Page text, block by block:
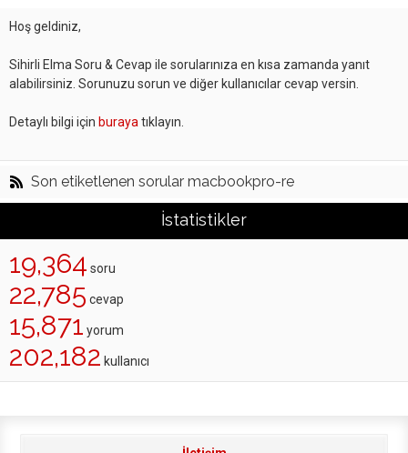
Hoş geldiniz,
Sihirli Elma Soru & Cevap ile sorularınıza en kısa zamanda yanıt
alabilirsiniz. Sorunuzu sorun ve diğer kullanıcılar cevap versin.
Detaylı bilgi için buraya tıklayın.
Son etiketlenen sorular macbookpro-re
İstatistikler
19,364 soru
22,785 cevap
15,871 yorum
202,182 kullanıcı